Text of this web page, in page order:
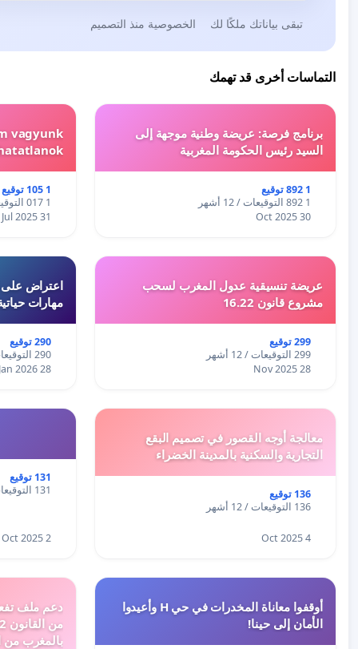
تبقى بياناتك ملكًا لك الخصوصية منذ التصميم
التماسات أخرى قد تهمك
برنامج فرصة: عريضة وطنية موجهة إلى
السيد رئيس الحكومة المغربية
1 892 توقيع
1 892 التوقيعات / 12 أشهر
30 Oct 2025
vagyunk
1 105 توقيع
1 017 التوقيعات / 12 أشهر
31 Jul 2025
عريضة تنسيقية عدول المغرب لسحب
مشروع قانون 16.22
299 توقيع
299 التوقيعات / 12 أشهر
28 Nov 2025
اعتراض على
مهارات
290 توقيع
290 التوقيعات / 12 أشهر
28 Jan 2026
معالجة أوجه القصور في تصميم البقع
التجارية والسكنية بالمدينة الخضراء
136 توقيع
136 التوقيعات / 12 أشهر
4 Oct 2025
131 توقيع
131 التوقيعات / 12 أشهر
2 Oct 2025
أوقفوا معاناة المخدرات في حي H وأعيدوا
الأمان إلى حينا!
بالمغرب من